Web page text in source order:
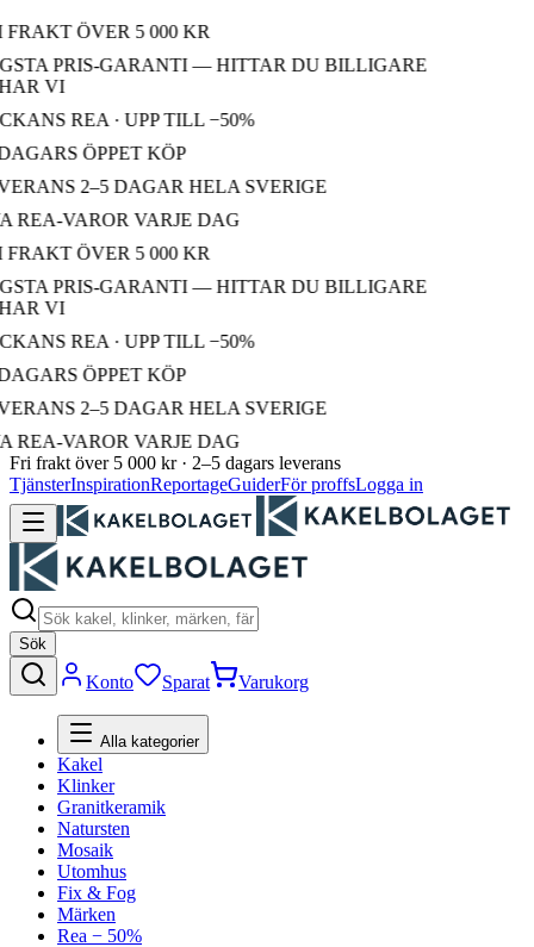
ÖVER 5 000 KR
PRIS-GARANTI — HITTAR DU BILLIGARE
VI
REA · UPP TILL −50%
ÖPPET KÖP
2–5 DAGAR HELA SVERIGE
REA-VAROR VARJE DAG
ÖVER 5 000 KR
PRIS-GARANTI — HITTAR DU BILLIGARE
VI
REA · UPP TILL −50%
ÖPPET KÖP
2–5 DAGAR HELA SVERIGE
REA-VAROR VARJE DAG
Fri frakt över 5 000 kr · 2–5 dagars leverans
TjänsterInspirationReportageGuiderFör proffsLogga in
Sök
Konto Sparat Varukorg
Alla kategorier
Kakel
Klinker
Granitkeramik
Natursten
Mosaik
Utomhus
Fix & Fog
Märken
Rea − 50%